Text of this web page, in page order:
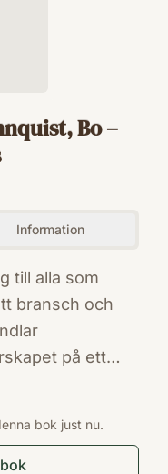
Bo –
Information
till alla som
bransch och
på ett
gör den lätt
certifiering. I
på ett tydligt
bok just nu.